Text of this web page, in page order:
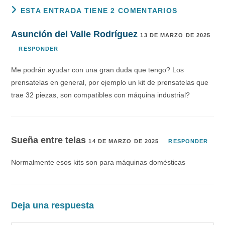
ESTA ENTRADA TIENE 2 COMENTARIOS
Asunción del Valle Rodríguez 13 DE MARZO DE 2025
RESPONDER
Me podrán ayudar con una gran duda que tengo? Los
prensatelas en general, por ejemplo un kit de prensatelas que
trae 32 piezas, son compatibles con máquina industrial?
Sueña entre telas14 DE MARZO DE 2025 RESPONDER
Normalmente esos kits son para máquinas domésticas
Deja una respuesta